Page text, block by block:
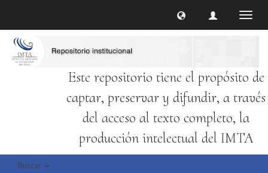
Este repositorio tiene el propósito de
captar, preservar y difundir, a través
del acceso al texto completo, la
producción intelectual del IMTA
Buscar